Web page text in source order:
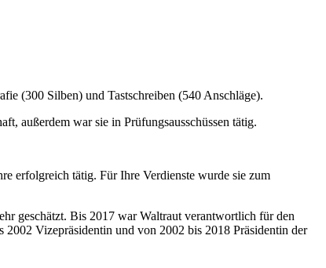
(300 Silben) und Tastschreiben (540 Anschläge).
außerdem war sie in Prüfungsausschüssen tätig.
erfolgreich tätig. Für Ihre Verdienste wurde sie zum
geschätzt. Bis 2017 war Waltraut verantwortlich für den
Vizepräsidentin und von 2002 bis 2018 Präsidentin der